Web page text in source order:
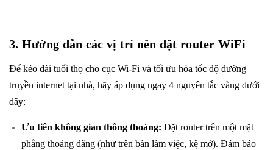
3. Hướng dẫn các vị trí nên đặt router WiFi
Để kéo dài tuổi thọ cho cục Wi-Fi và tối ưu hóa tốc độ đường
truyền internet tại nhà, hãy áp dụng ngay 4 nguyên tắc vàng dưới
đây:
Ưu tiên không gian thông thoáng: Đặt router trên một mặt
phẳng thoáng đãng (như trên bàn làm việc, kệ mở). Đảm bảo